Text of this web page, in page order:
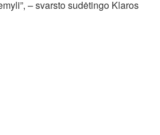
– svarsto sudėtingo Klaros